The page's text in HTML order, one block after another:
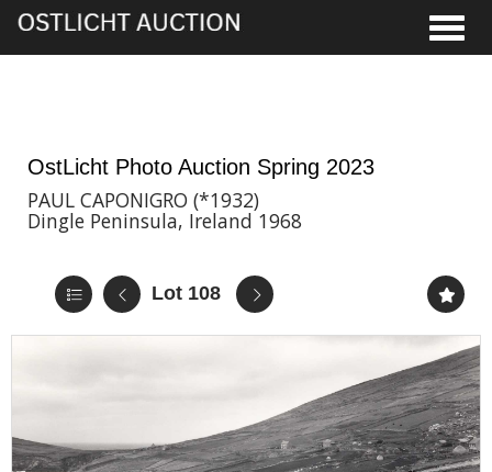
OstLicht Photo Auction Spring 2023
PAUL CAPONIGRO (*1932)
Dingle Peninsula, Ireland 1968
Lot 108